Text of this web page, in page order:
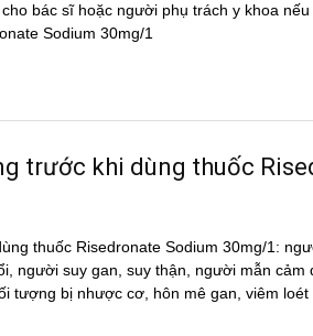
bác sĩ hoặc người phụ trách y khoa
Sodium 30mg/1
trước khi dùng thuốc
thuốc Risedronate Sodium 30mg/1:
người suy gan, suy thận, người mẫn cảm
tượng bị nhược cơ, hôn mê gan, viêm loét